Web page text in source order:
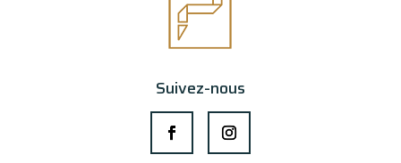
Suivez-nous